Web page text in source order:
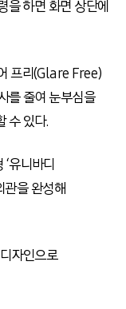
을 하면 화면 상단에
프리(Glare Free)
를 줄여 눈부심을
수 있다.
유니바디
관을 완성해
자인으로